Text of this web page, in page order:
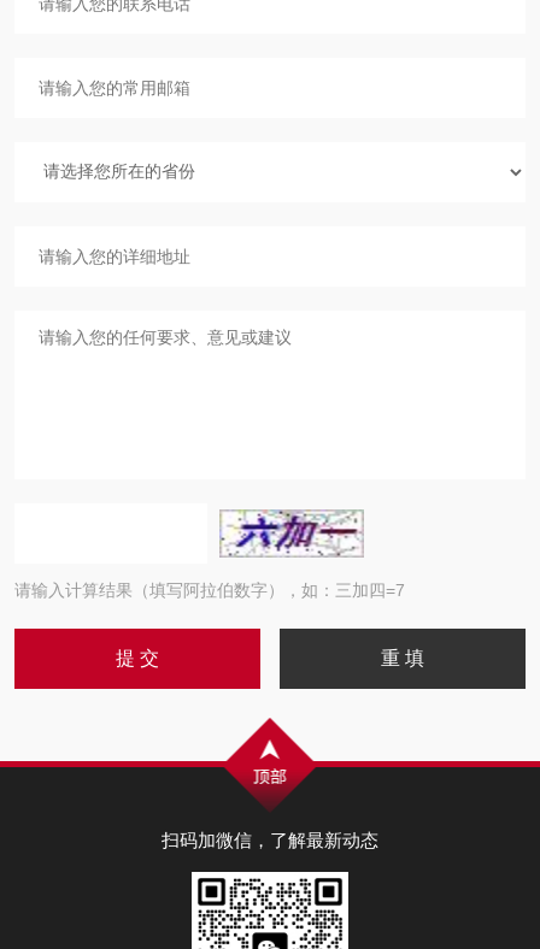
请输入计算结果（填写阿拉伯数字），如：三加四=7
扫码加微信，了解最新动态